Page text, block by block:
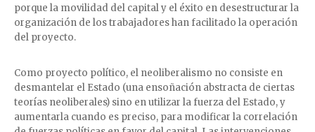
porque la movilidad del capital y el éxito en desestructurar la
organización de los trabajadores han facilitado la operación
del proyecto.
Como proyecto político, el neoliberalismo no consiste en
desmantelar el Estado (una ensoñación abstracta de ciertas
teorías neoliberales) sino en utilizar la fuerza del Estado, y
aumentarla cuando es preciso, para modificar la correlación